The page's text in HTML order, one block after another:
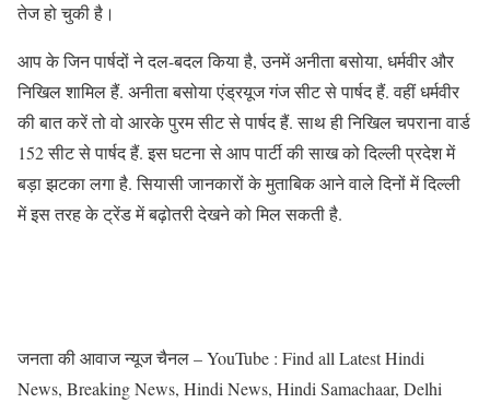
तेज हो चुकी है।
आप के जिन पार्षदों ने दल-बदल किया है, उनमें अनीता बसोया, धर्मवीर और
निखिल शामिल हैं. अनीता बसोया एंड्रयूज गंज सीट से पार्षद हैं. वहीं धर्मवीर
की बात करें तो वो आरके पुरम सीट से पार्षद हैं. साथ ही निखिल चपराना वार्ड
152 सीट से पार्षद हैं. इस घटना से आप पार्टी की साख को दिल्ली प्रदेश में
बड़ा झटका लगा है. सियासी जानकारों के मुताबिक आने वाले दिनों में दिल्ली
में इस तरह के ट्रेंड में बढ़ोतरी देखने को मिल सकती है.
जनता की आवाज न्यूज चैनल – YouTube : Find all Latest Hindi
News, Breaking News, Hindi News, Hindi Samachaar, Delhi